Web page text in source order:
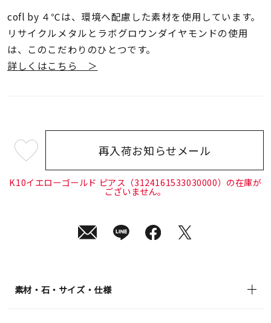
価格 ¥0
cofl by ４℃は、環境へ配慮した素材を使用しています。
リサイクルメタルとラボグロウンダイヤモンドの使用
は、このこだわりのひとつです。
詳しくはこちら ＞
¥37,400 (tax
in)
再入荷お知らせメール
K10イエローゴールド ピアス（3124161533030000）の在庫が
ございません。
素材・石・サイズ・仕様